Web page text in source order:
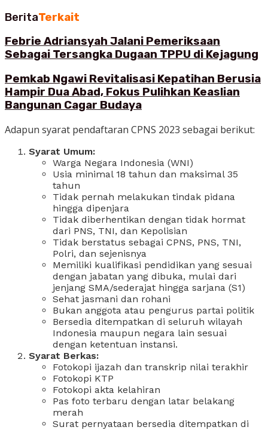
BeritaTerkait
Febrie Adriansyah Jalani Pemeriksaan
Sebagai Tersangka Dugaan TPPU di Kejagung
Pemkab Ngawi Revitalisasi Kepatihan Berusia
Hampir Dua Abad, Fokus Pulihkan Keaslian
Bangunan Cagar Budaya
Adapun syarat pendaftaran CPNS 2023 sebagai berikut:
Syarat Umum:
Warga Negara Indonesia (WNI)
Usia minimal 18 tahun dan maksimal 35
tahun
Tidak pernah melakukan tindak pidana
hingga dipenjara
Tidak diberhentikan dengan tidak hormat
dari PNS, TNI, dan Kepolisian
Tidak berstatus sebagai CPNS, PNS, TNI,
Polri, dan sejenisnya
Memiliki kualifikasi pendidikan yang sesuai
dengan jabatan yang dibuka, mulai dari
jenjang SMA/sederajat hingga sarjana (S1)
Sehat jasmani dan rohani
Bukan anggota atau pengurus partai politik
Bersedia ditempatkan di seluruh wilayah
Indonesia maupun negara lain sesuai
dengan ketentuan instansi.
Syarat Berkas:
Fotokopi ijazah dan transkrip nilai terakhir
Fotokopi KTP
Fotokopi akta kelahiran
Pas foto terbaru dengan latar belakang
merah
Surat pernyataan bersedia ditempatkan di